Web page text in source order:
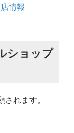
情報
ショップ
されます。